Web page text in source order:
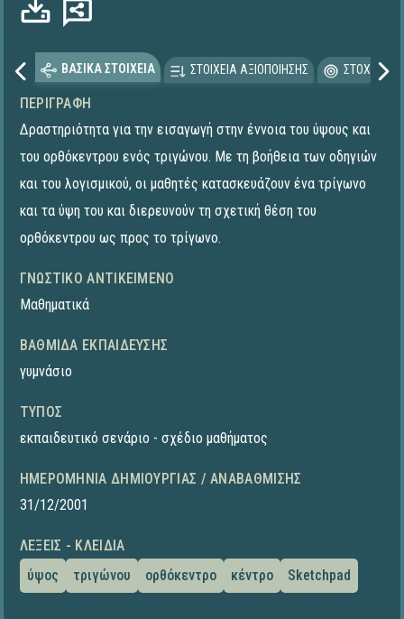
ΒΑΣΙΚΑ ΣΤΟΙΧΕΙΑ ΣΤΟΙΧΕΙΑ ΑΞΙΟΠΟΙΗΣΗΣ
ΠΕΡΙΓΡΑΦΉ
Δραστηριότητα για την εισαγωγή στην έννοια του ύψους και
του ορθόκεντρου ενός τριγώνου. Με τη βοήθεια των οδηγιών
και του λογισμικού, οι μαθητές κατασκευάζουν ένα τρίγωνο
και τα ύψη του και διερευνούν τη σχετική θέση του
ορθόκεντρου ως προς το τρίγωνο.
ΓΝΩΣΤΙΚΌ ΑΝΤΙΚΕΊΜΕΝΟ
Μαθηματικά
ΒΑΘΜΊΔΑ ΕΚΠΑΊΔΕΥΣΗΣ
γυμνάσιο
ΤΎΠΟΣ
εκπαιδευτικό σενάριο - σχέδιο μαθήματος
ΗΜΕΡΟΜΗΝΊΑ ΔΗΜΙΟΥΡΓΊΑΣ / ΑΝΑΒΆΘΜΙΣΗΣ
31/12/2001
ΛΈΞΕΙΣ - ΚΛΕΙΔΙΆ
ύψος
τριγώνου ορθόκεντρο κέντρο Sketchpad